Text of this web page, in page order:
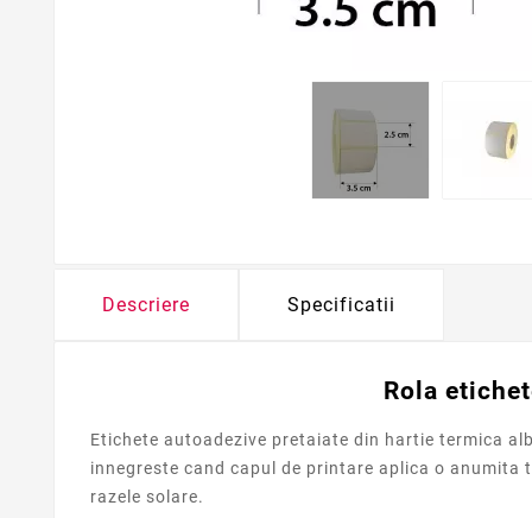
Descriere Specificatii
Rola
Etichete autoadezive pretaiate din hartie termica
innegreste cand capul de printare aplica o
razele solare.